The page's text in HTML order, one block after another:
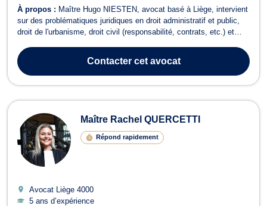
À propos : Maître Hugo NIESTEN, avocat basé à Liège, intervient
sur des problématiques juridiques en droit administratif et public,
droit de l'urbanisme, droit civil (responsabilité, contrats, etc.) et
NIESTEN vous assiste dans la gestion de vos démarches
administra...
Contactercet avocat
Maître Rachel QUERCETTI
Répond rapidement
Avocat Liège 4000
5 ans d’expérience